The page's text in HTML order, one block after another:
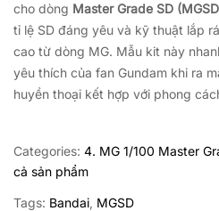
cho dòng Master Grade SD
tỉ lệ SD đáng yêu và kỹ thuật lắp
cao từ dòng MG. Mẫu kit này
yêu thích của fan Gundam khi ra
huyền thoại kết hợp với phong
Categories: 4. MG 1/100 Master
cả sản phẩm
Tags: Bandai, MGSD